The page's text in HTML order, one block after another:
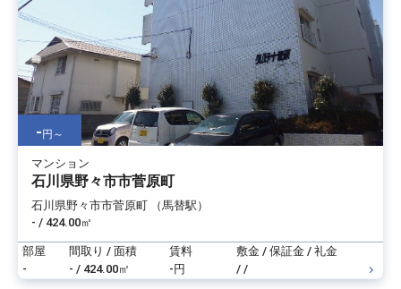
- 円～
マンション
石川県野々市市菅原町
石川県野々市市菅原町 （馬替駅）
- / 424.00㎡
部屋 間取り / 面積 賃料
敷金 / 保証金 / 礼金
-
- / 424.00㎡ -円 / /